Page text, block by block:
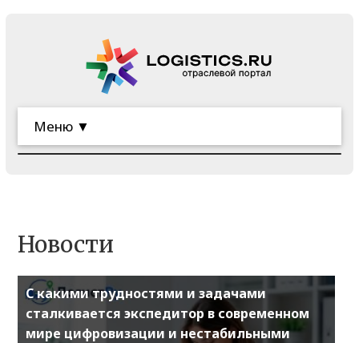
Меню ▼
Новости
С какими трудностями и задачами
сталкивается экспедитор в современном
мире цифровизации и нестабильными